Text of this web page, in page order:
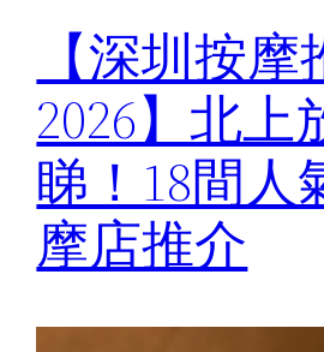
【深圳按摩
2026】北上
睇！18間人
摩店推介